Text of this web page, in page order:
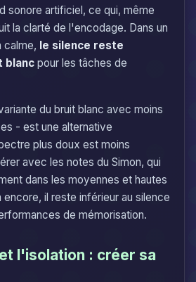
sonore artificiel, ce qui, même
la clarté de l'encodage. Dans un
calme, le silence reste
blanc pour les tâches de
du bruit blanc avec moins
- est une alternative
plus doux est moins
avec les notes du Simon, qui
dans les moyennes et hautes
il reste inférieur au silence
de mémorisation.
l'isolation : créer sa